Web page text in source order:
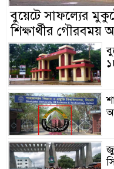
বুয়েটে সাফল্যের
শিক্ষার্থীর গৌরবময়